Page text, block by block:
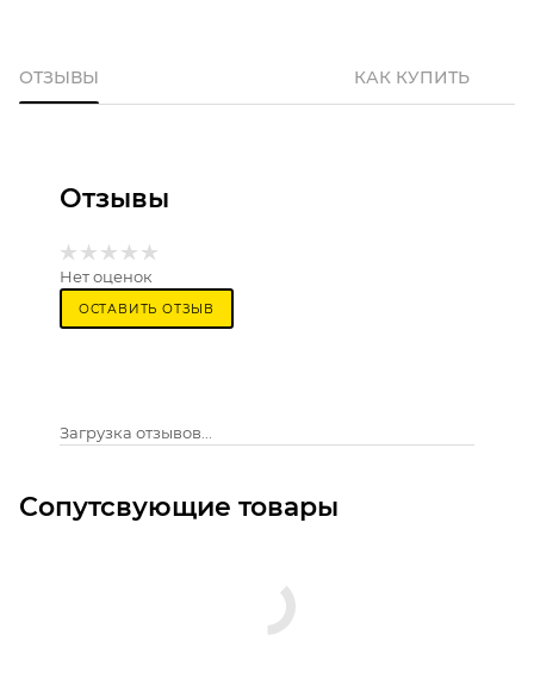
ОТЗЫВЫ КАК КУПИТЬ
Отзывы
Нет оценок
ОСТАВИТЬ ОТЗЫВ
Загрузка отзывов...
Сопутсвующие товары